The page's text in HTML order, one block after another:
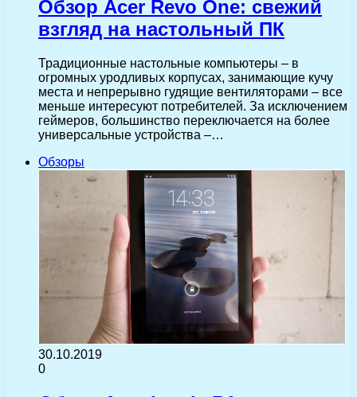
Обзор Acer Revo One: свежий
взгляд на настольный ПК
Традиционные настольные компьютеры – в
огромных уродливых корпусах, занимающие кучу
места и непрерывно гудящие вентиляторами – все
меньше интересуют потребителей. За исключением
геймеров, большинство переключается на более
универсальные устройства –…
Обзоры
30.10.2019
0